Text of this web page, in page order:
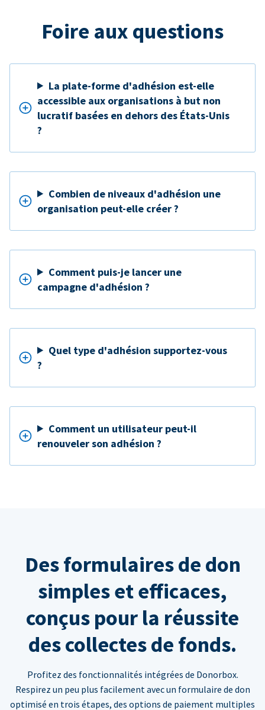
Foire aux questions
La plate-forme d'adhésion est-elle
accessible aux organisations à but non
lucratif basées en dehors des États-Unis
?
Combien de niveaux d'adhésion une
organisation peut-elle créer ?
Comment puis-je lancer une
campagne d'adhésion ?
Quel type d'adhésion supportez-vous
?
Comment un utilisateur peut-il
renouveler son adhésion ?
Des formulaires de don
simples et efficaces,
conçus pour la réussite
des collectes de fonds.
Profitez des fonctionnalités intégrées de Donorbox.
Respirez un peu plus facilement avec un formulaire de don
optimisé en trois étapes, des options de paiement multiples